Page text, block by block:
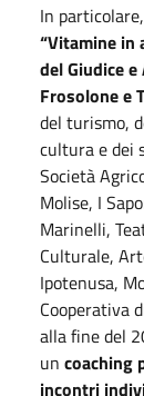
In particolare,
“Vitamine in
del Giudice
Frosolone e
del turismo,
cultura e dei
Società
Molise, I
Marinelli,
Culturale,
Ipotenusa,
Cooperativa
alla fine del
un coaching
incontri